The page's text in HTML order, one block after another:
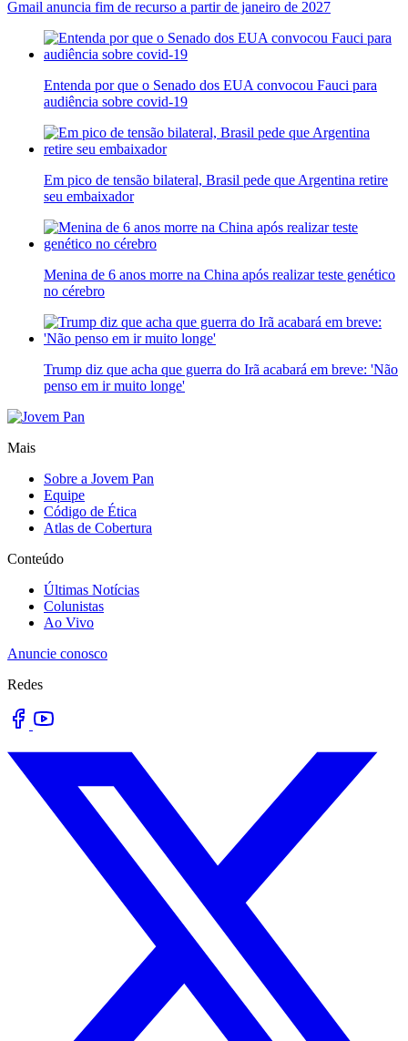
Gmail anuncia fim de recurso a partir de janeiro de 2027
Entenda por que o Senado dos EUA convocou Fauci para
audiência sobre covid-19
Em pico de tensão bilateral, Brasil pede que Argentina retire
seu embaixador
Menina de 6 anos morre na China após realizar teste genético
no cérebro
Trump diz que acha que guerra do Irã acabará em breve: 'Não
penso em ir muito longe'
Mais
Sobre a Jovem Pan
Equipe
Código de Ética
Atlas de Cobertura
Conteúdo
Últimas Notícias
Colunistas
Ao Vivo
Anuncie conosco
Redes